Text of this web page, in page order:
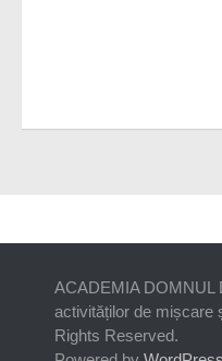
ACADEMIA DOMNUL
activităților de mișcare
Rights Reserved.